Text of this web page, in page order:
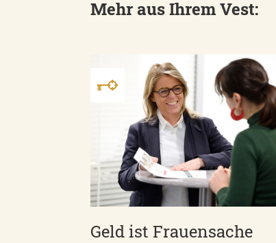
Mehr aus Ihrem Vest:
Geld ist Frauensache